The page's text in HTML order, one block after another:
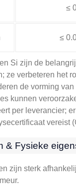
≤
≤
Si zijn de
ze verbeteren het
de vorming
kunnen
per leverancier;
vereist
& Fysieke
zijn sterk